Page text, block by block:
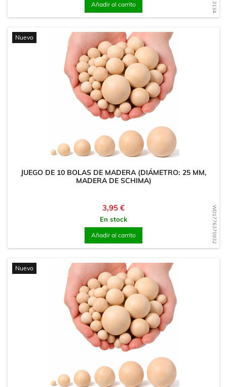
Añadir al carrito
WD1776370932
Nuevo
JUEGO DE 10 BOLAS DE MADERA (DIÁMETRO: 25 MM,
MADERA DE SCHIMA)
Precio
3,95 €
En stock
Añadir al carrito
Nuevo